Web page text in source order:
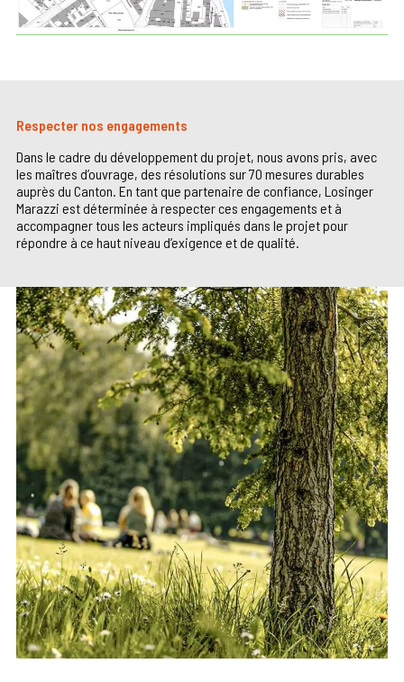
Respecter nos engagements
Dans le cadre du développement du projet, nous avons pris, avec
les maîtres d’ouvrage, des résolutions sur 70 mesures durables
auprès du Canton. En tant que partenaire de confiance, Losinger
Marazzi est déterminée à respecter ces engagements et à
accompagner tous les acteurs impliqués dans le projet pour
répondre à ce haut niveau d’exigence et de qualité.